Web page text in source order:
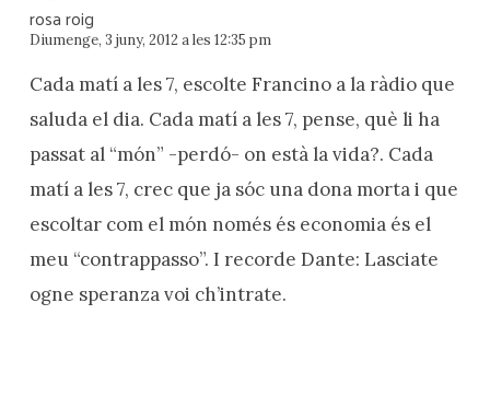
rosa roig
Diumenge, 3 juny, 2012 a les 12:35 pm
Cada matí a les 7, escolte Francino a la ràdio que
saluda el dia. Cada matí a les 7, pense, què li ha
passat al “món” -perdó- on està la vida?. Cada
matí a les 7, crec que ja sóc una dona morta i que
escoltar com el món només és economia és el
meu “contrappasso”. I recorde Dante: Lasciate
ogne speranza voi ch’intrate.